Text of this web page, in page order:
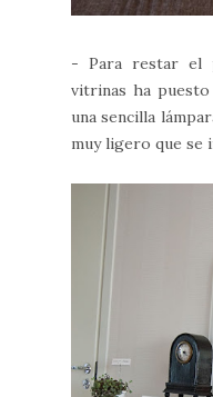
- Para restar el
vitrinas ha puesto
una sencilla
muy ligero que se